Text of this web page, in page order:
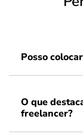
Posso
O que
freelancer?